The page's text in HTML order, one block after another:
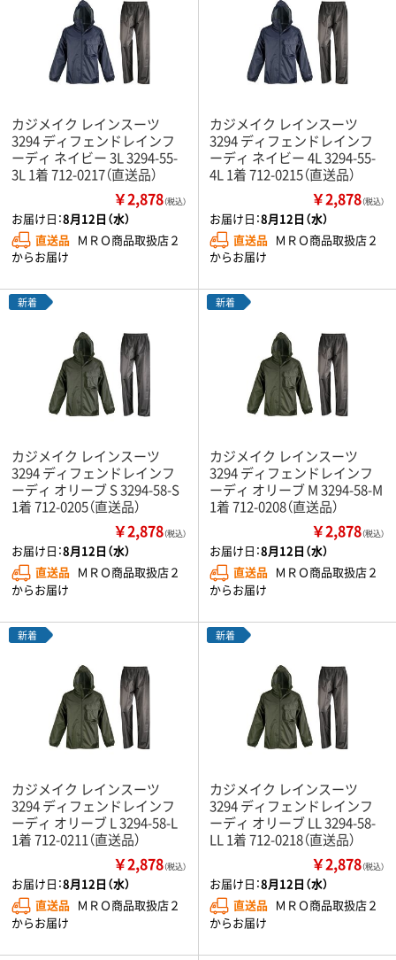
カジメイク レインスーツ
3294 ディフェンドレインフ
ーディ ネイビー 3L 3294-55-
3L 1着 712-0217（直送品）
￥2,878（税込）
お届け日：8月12日（水）
直送品 ＭＲＯ商品取扱店２
からお届け
カジメイク レインスーツ
3294 ディフェンドレインフ
ーディ ネイビー 4L 3294-55-
4L 1着 712-0215（直送品）
￥2,878（税込）
お届け日：8月12日（水）
直送品 ＭＲＯ商品取扱店２
からお届け
新着
カジメイク レインスーツ
3294 ディフェンドレインフ
ーディ オリーブ S 3294-58-S
1着 712-0205（直送品）
￥2,878（税込）
お届け日：8月12日（水）
直送品 ＭＲＯ商品取扱店２
からお届け
新着
カジメイク レインスーツ
3294 ディフェンドレインフ
ーディ オリーブ M 3294-58-M
1着 712-0208（直送品）
￥2,878（税込）
お届け日：8月12日（水）
直送品 ＭＲＯ商品取扱店２
からお届け
新着
カジメイク レインスーツ
3294 ディフェンドレインフ
ーディ オリーブ L 3294-58-L
1着 712-0211（直送品）
￥2,878（税込）
お届け日：8月12日（水）
直送品 ＭＲＯ商品取扱店２
からお届け
新着
カジメイク レインスーツ
3294 ディフェンドレインフ
ーディ オリーブ LL 3294-58-
LL 1着 712-0218（直送品）
￥2,878（税込）
お届け日：8月12日（水）
直送品 ＭＲＯ商品取扱店２
からお届け